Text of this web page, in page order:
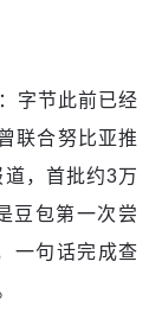
字节此前已经
联合努比亚推
，首批约3万
豆包第一次尝
一句话完成查